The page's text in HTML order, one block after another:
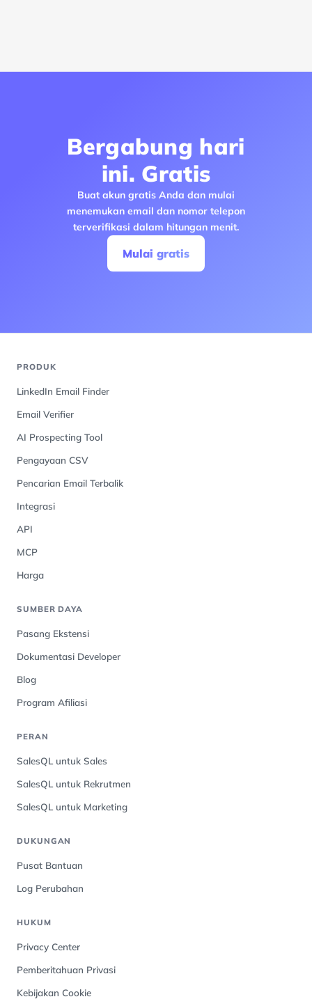
Bergabung hari
ini. Gratis
Buat akun gratis Anda dan mulai
menemukan email dan nomor telepon
terverifikasi dalam hitungan menit.
Mulai gratis
PRODUK
LinkedIn Email Finder
Email Verifier
AI Prospecting Tool
Pengayaan CSV
Pencarian Email Terbalik
Integrasi
API
MCP
Harga
SUMBER DAYA
Pasang Ekstensi
Dokumentasi Developer
Blog
Program Afiliasi
PERAN
SalesQL untuk Sales
SalesQL untuk Rekrutmen
SalesQL untuk Marketing
DUKUNGAN
Pusat Bantuan
Log Perubahan
HUKUM
Privacy Center
Pemberitahuan Privasi
Kebijakan Cookie